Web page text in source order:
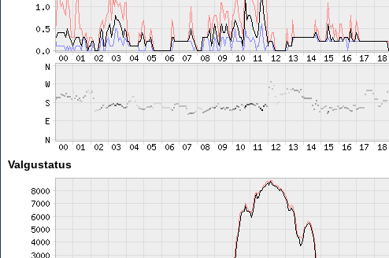
Valgustatus